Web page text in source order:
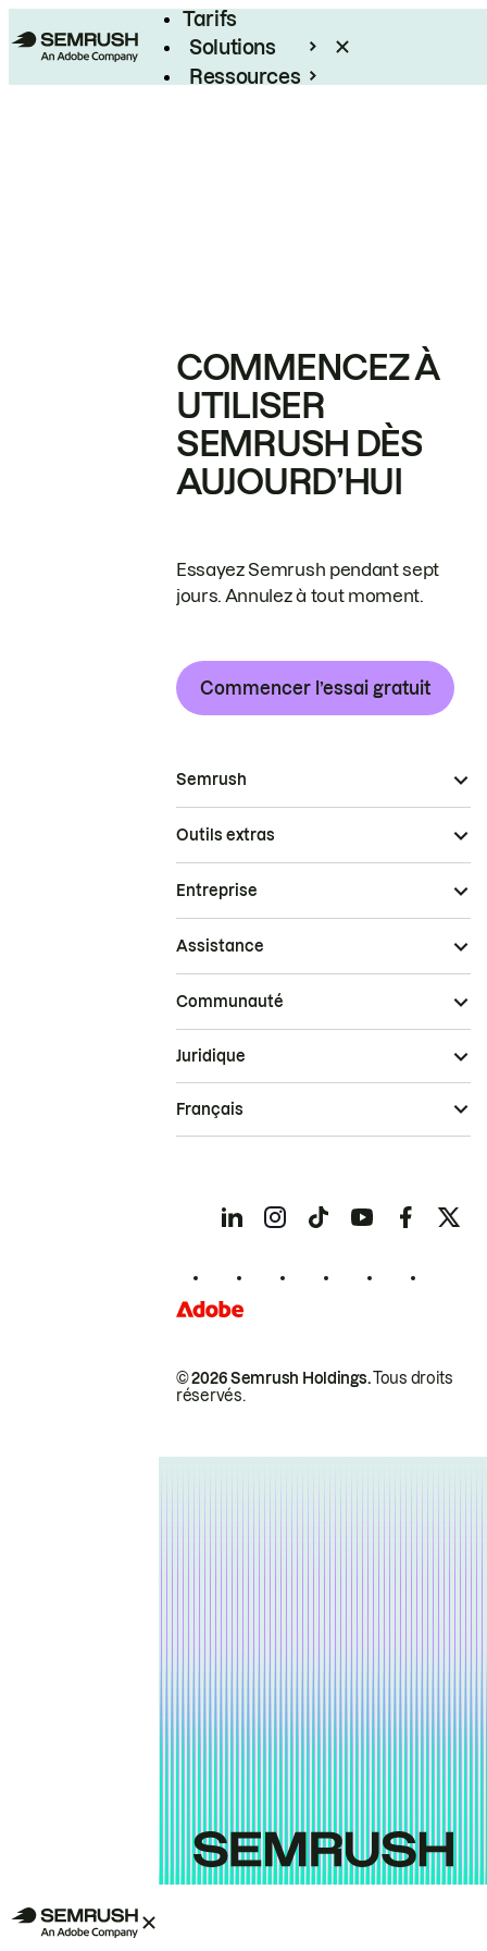
Tarifs
Solutions
Ressources
COMMENCEZ À
UTILISER
SEMRUSH DÈS
AUJOURD’HUI
Essayez Semrush pendant sept
jours. Annulez à tout moment.
Commencer l’essai gratuit
Semrush
Outils extras
Entreprise
Assistance
Communauté
© 2026 Semrush Holdings.Tous droits
réservés.
Juridique
Français